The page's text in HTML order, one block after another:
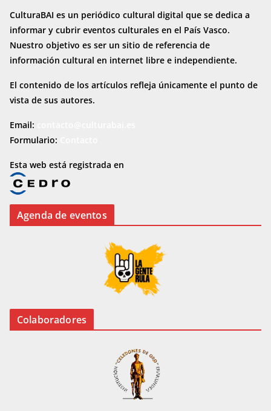
CulturaBAI es un periódico cultural digital que se dedica a
informar y cubrir eventos culturales en el País Vasco.
Nuestro objetivo es ser un sitio de referencia de
información cultural en internet libre e independiente.
El contenido de los artículos refleja únicamente el punto de
vista de sus autores.
Email:
Formulario:
Esta web está registrada en
Agenda de eventos
Colaboradores